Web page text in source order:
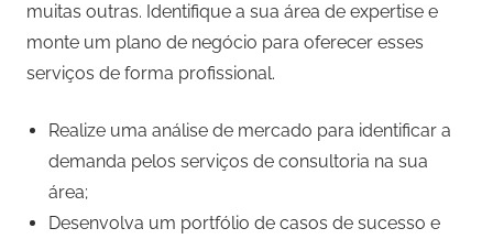
muitas outras. Identifique a sua área de expertise e
monte um plano de negócio para oferecer esses
serviços de forma profissional.
Realize uma análise de mercado para identificar a
demanda pelos serviços de consultoria na sua
área;
Desenvolva um portfólio de casos de sucesso e